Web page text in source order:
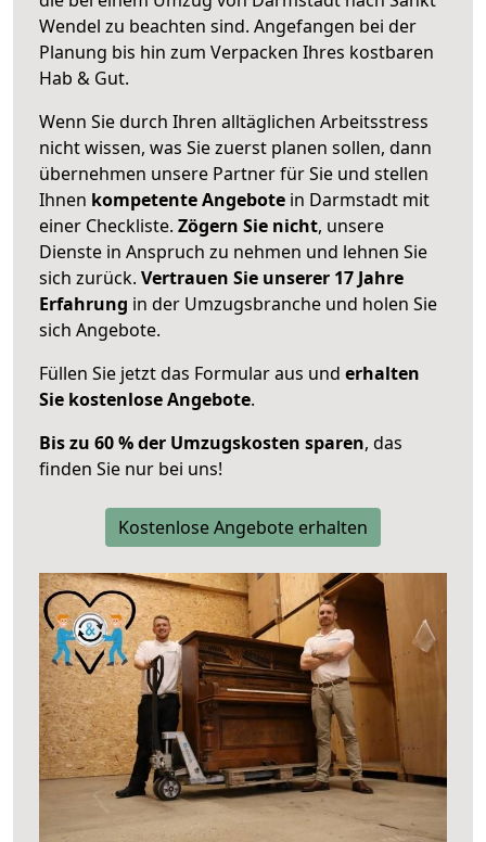
Wendel zu beachten sind. Angefangen bei der
Planung bis hin zum Verpacken Ihres kostbaren
Hab & Gut.
Wenn Sie durch Ihren alltäglichen Arbeitsstress
nicht wissen, was Sie zuerst planen sollen, dann
übernehmen unsere Partner für Sie und stellen
Ihnen kompetente Angebote in Darmstadt mit
einer Checkliste. Zögern Sie nicht, unsere
Dienste in Anspruch zu nehmen und lehnen Sie
sich zurück. Vertrauen Sie unserer 17 Jahre
Erfahrung in der Umzugsbranche und holen Sie
sich Angebote.
Füllen Sie jetzt das Formular aus und erhalten
Sie kostenlose Angebote.
Bis zu 60 % der Umzugskosten sparen, das
finden Sie nur bei uns!
Kostenlose Angebote erhalten